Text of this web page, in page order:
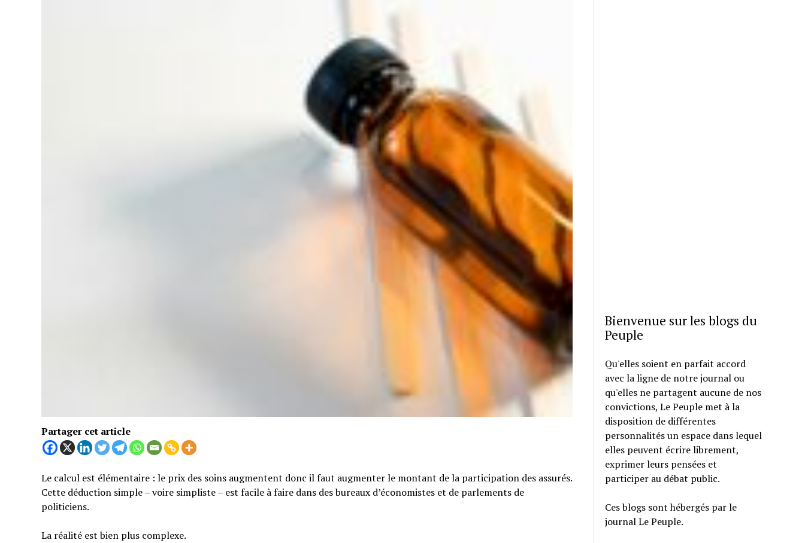
Partager cet article
Le calcul est élémentaire : le prix des soins augmentent donc il faut augmenter le montant de la participation des assurés.
Cette déduction simple – voire simpliste – est facile à faire dans des bureaux d’économistes et de parlements de
politiciens.
La réalité est bien plus complexe.
Bienvenue sur les blogs du
Peuple
Qu'elles soient en parfait accord
avec la ligne de notre journal ou
qu'elles ne partagent aucune de nos
convictions, Le Peuple met à la
disposition de différentes
personnalités un espace dans lequel
elles peuvent écrire librement,
exprimer leurs pensées et
participer au débat public.
Ces blogs sont hébergés par le
journal Le Peuple.